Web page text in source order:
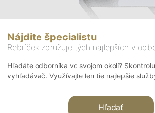
Nájdite špecialistu
Rebríček združuje tých najlepších v
Hľadáte odborníka vo svojom okolí?
vyhľadávač. Využívajte len tie najlepšie
Hľadať